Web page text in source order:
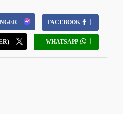
FACEBOOK
WHATSAPP